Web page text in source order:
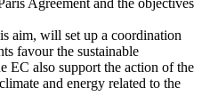
Agreement and the objectives
aim, will set up a coordination
favour the sustainable
EC also support the action of the
and energy related to the